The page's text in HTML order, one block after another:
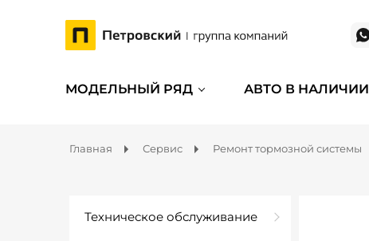
МОДЕЛЬНЫЙ РЯД АВТО В НАЛИЧИИ
Главная Сервис Ремонт тормозной системы
Техническое обслуживание